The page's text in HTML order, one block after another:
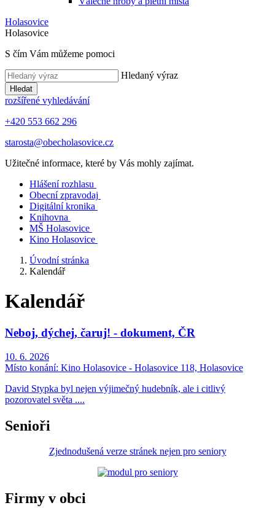
Holasovice
Holasovice
S čím Vám můžeme pomoci
Hledaný výraz
Hledat
rozšířené vyhledávání
+420 553 662 296
starosta@obecholasovice.cz
Užitečné informace, které by Vás mohly zajímat.
Hlášení rozhlasu
Obecní zpravodaj
Digitální kronika
Knihovna
MŠ Holasovice
Kino Holasovice
Úvodní stránka
Kalendář
Kalendář
Neboj, dýchej, čaruj! - dokument, ČR
10. 6. 2026
Místo konání: Kino Holasovice - Holasovice 118, Holasovice
David Stypka byl nejen výjimečný hudebník, ale i citlivý
pozorovatel světa ....
Senioři
Zjednodušená verze stránek nejen pro seniory
Firmy v obci